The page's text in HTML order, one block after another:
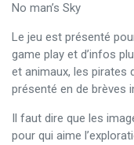
No man’s Sky
Le jeu est présenté
game play et d’infos
et animaux, les pirates
présenté en de brèves
Il faut dire que les
pour qui aime